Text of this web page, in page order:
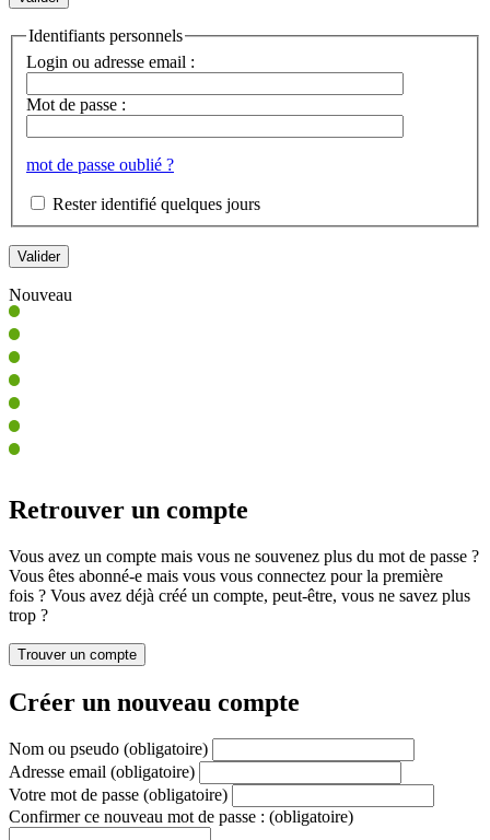
Identifiants personnels
Login ou adresse email :
Mot de passe :
mot de passe oublié ?
Rester identifié quelques jours
Nouveau
Retrouver un compte
Vous avez un compte mais vous ne souvenez plus du mot de passe ?
Vous êtes abonné-e mais vous vous connectez pour la première
fois ? Vous avez déjà créé un compte, peut-être, vous ne savez plus
trop ?
Créer un nouveau compte
Nom ou pseudo (obligatoire)
Adresse email (obligatoire)
Votre mot de passe (obligatoire)
Confirmer ce nouveau mot de passe : (obligatoire)